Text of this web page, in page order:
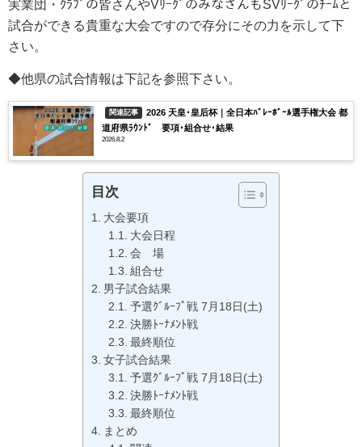
実業団・ｸﾗﾌﾞの皆さんやVﾘｰｸﾞのみなさんもSVﾘｰｸﾞのﾁｰﾑと
試合ができる貴重な大会ですので存分にその力を示して下
さい。
◆他県の試合情報は下記を参照下さい。
関連記事
2026 天皇･皇后杯｜全日本ﾊﾞﾚｰﾎﾞｰﾙ選手権大会 都
道府県ﾗｳﾝﾄﾞ 要項･組合せ･結果
2026.8.2
目次
大会要項
大会日程
会 場
組合せ
男子試合結果
予選ｸﾞﾙｰﾌﾟ戦 7月18日(土)
決勝ﾄｰﾅﾒﾝﾄ戦
最終順位
女子試合結果
予選ｸﾞﾙｰﾌﾟ戦 7月18日(土)
決勝ﾄｰﾅﾒﾝﾄ戦
最終順位
まとめ